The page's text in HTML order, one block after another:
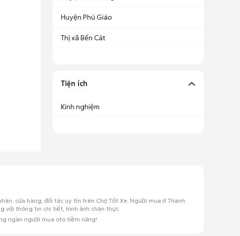
Huyện Phú Giáo
Thị xã Bến Cát
Tiện ích
Kinh nghiệm
cửa hàng, đối tác uy tín trên Chợ Tốt Xe. Người mua ở Thành
với thông tin chi tiết, hình ảnh chân thực.
ngàn người mua oto tiềm năng!